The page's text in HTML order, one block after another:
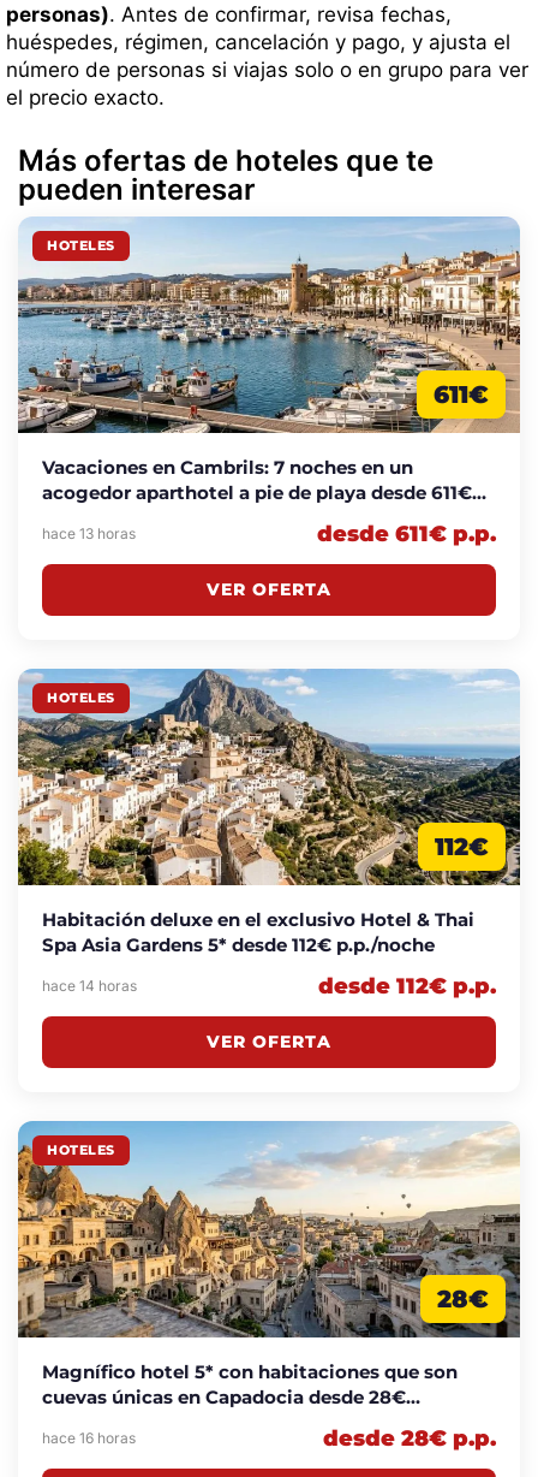
personas). Antes de confirmar, revisa fechas,
huéspedes, régimen, cancelación y pago, y ajusta el
número de personas si viajas solo o en grupo para ver
el precio exacto.
Más ofertas de hoteles que te
pueden interesar
HOTELES
611€
Vacaciones en Cambrils: 7 noches en un
acogedor aparthotel a pie de playa desde 611€
hace 13 horas desde 611€ p.p.
VER OFERTA
HOTELES
112€
Habitación deluxe en el exclusivo Hotel & Thai
Spa Asia Gardens 5* desde 112€ p.p./noche
hace 14 horas desde 112€ p.p.
VER OFERTA
HOTELES
28€
Magnífico hotel 5* con habitaciones que son
cuevas únicas en Capadocia desde 28€
hace 16 horas desde 28€ p.p.